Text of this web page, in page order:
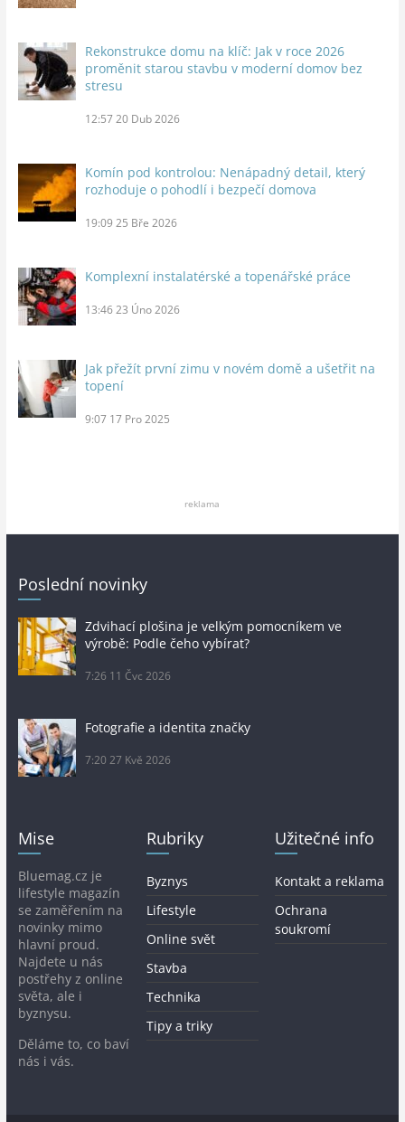
Rekonstrukce domu na klíč: Jak v roce 2026
proměnit starou stavbu v moderní domov bez
stresu
12:57 20 Dub 2026
Komín pod kontrolou: Nenápadný detail, který
rozhoduje o pohodlí i bezpečí domova
19:09 25 Bře 2026
Komplexní instalatérské a topenářské práce
13:46 23 Úno 2026
Jak přežít první zimu v novém domě a ušetřit na
topení
9:07 17 Pro 2025
reklama
Poslední novinky
Zdvihací plošina je velkým pomocníkem ve
výrobě: Podle čeho vybírat?
7:26 11 Čvc 2026
Fotografie a identita značky
7:20 27 Kvě 2026
Mise
Bluemag.cz je
lifestyle magazín
se zaměřením na
novinky mimo
hlavní proud.
Najdete u nás
postřehy z online
světa, ale i
byznysu.
Děláme to, co baví
nás i vás.
Rubriky
Byznys
Lifestyle
Online svět
Stavba
Technika
Tipy a triky
Užitečné info
Kontakt a reklama
Ochrana
soukromí